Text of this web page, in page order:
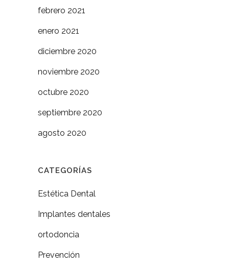
febrero 2021
enero 2021
diciembre 2020
noviembre 2020
octubre 2020
septiembre 2020
agosto 2020
CATEGORÍAS
Estética Dental
Implantes dentales
ortodoncia
Prevención